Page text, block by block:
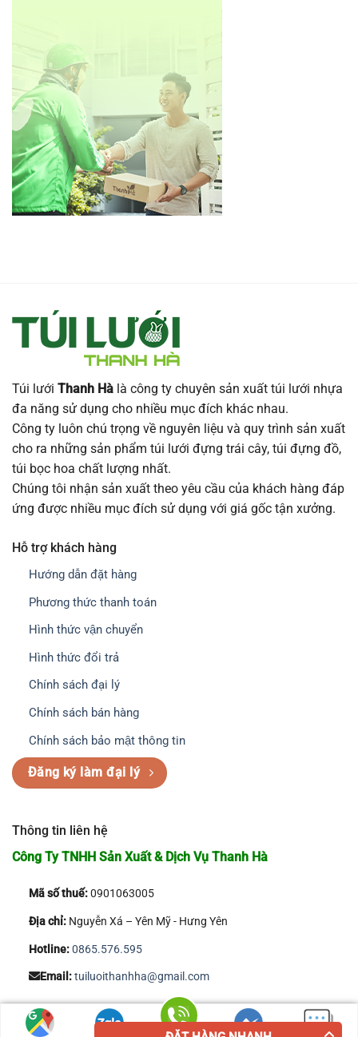
Túi lưới Thanh Hà là công ty chuyên sản xuất túi lưới nhựa
đa năng sử dụng cho nhiều mục đích khác nhau.
Công ty luôn chú trọng về nguyên liệu và quy trình sản xuất
cho ra những sản phẩm túi lưới đựng trái cây, túi đựng đồ,
túi bọc hoa chất lượng nhất.
Chúng tôi nhận sản xuất theo yêu cầu của khách hàng đáp
ứng được nhiều mục đích sử dụng với giá gốc tận xưởng.
Hỗ trợ khách hàng
Hướng dẫn đặt hàng
Phương thức thanh toán
Hình thức vận chuyển
Hình thức đổi trả
Chính sách đại lý
Chính sách bán hàng
Chính sách bảo mật thông tin
Đăng ký làm đại lý
Thông tin liên hệ
Công Ty TNHH Sản Xuất & Dịch Vụ Thanh Hà
Mã số thuế:0901063005
Địa chỉ:Nguyễn Xá – Yên Mỹ - Hưng Yên
Hotline:0865.576.595
Email:tuiluoithanhha@gmail.com
Copyright 2026 © Công Ty TNHH Sản Xuất & Dịch Vụ Thanh Hà